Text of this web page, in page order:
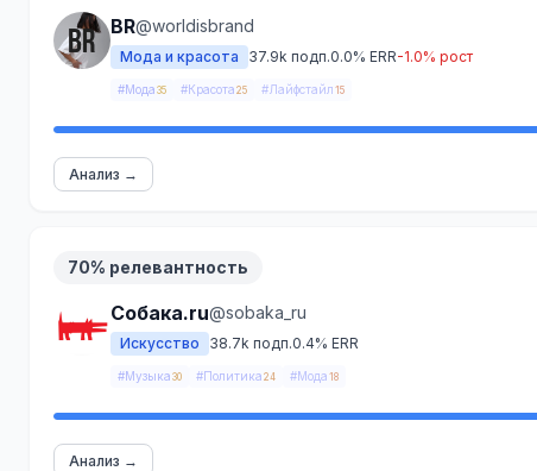
BR@worldisbrand
Мода и красота 37.9k подп.0.0% ERR-1.0% рост
#Мода 35 #Красота 25 #Лайфстайл 15
Анализ →
70% релевантность
Собака.ru@sobaka_ru
Искусство 38.7k подп.0.4% ERR
#Музыка 30 #Политика 24 #Мода 18
Анализ →